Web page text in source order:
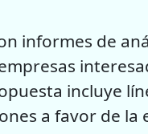
informes de
incluye
a favor de la